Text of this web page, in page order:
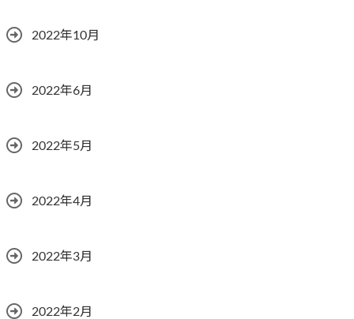
2022年10月
2022年6月
2022年5月
2022年4月
2022年3月
2022年2月